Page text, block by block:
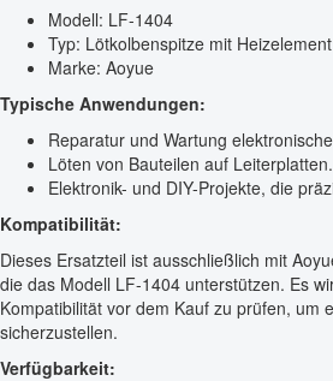
Modell: LF-1404
Typ: Lötkolbenspitze mit Heizelement
Marke: Aoyue
Typische Anwendungen:
Reparatur und Wartung
Löten von Bauteilen auf Leiterplatten.
Elektronik- und DIY-Projekte, die
Kompatibilität:
Dieses Ersatzteil ist ausschließlich mit
die das Modell LF-1404 unterstützen. Es
Kompatibilität vor dem Kauf zu prüfen, um
sicherzustellen.
Verfügbarkeit: